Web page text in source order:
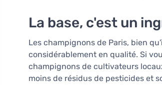
La base, c'est un
Les champignons de Paris, bien
considérablement en qualité. Si
champignons de cultivateurs
moins de résidus de pesticides et